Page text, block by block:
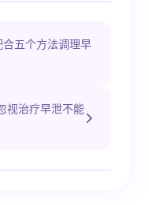
合五个方法调理早
视治疗早泄不能